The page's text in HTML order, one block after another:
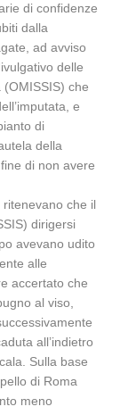
di confidenze
dalla
ad avviso
delle
che
e
di
della
di non avere
che il
dirigersi
avevano udito
alle
accertato che
al viso,
all’indietro
Sulla base
di Roma
meno